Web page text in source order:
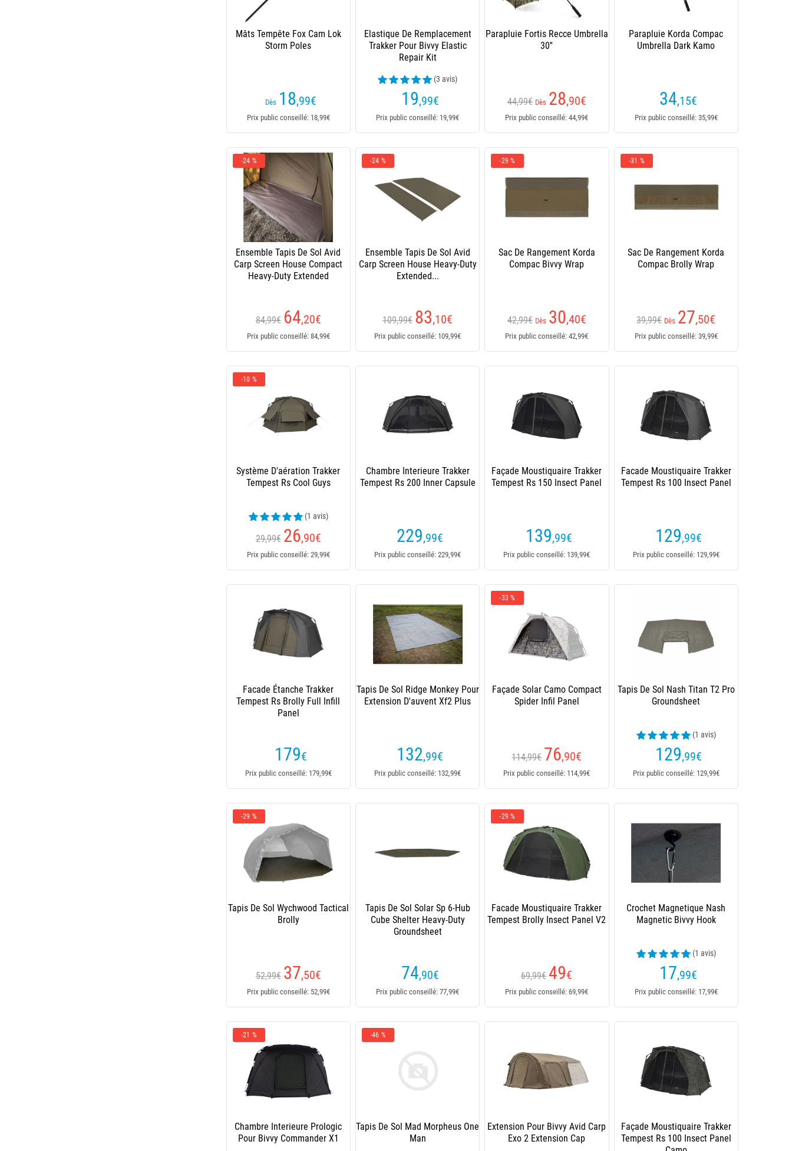
Mâts Tempête Fox Cam Lok
Storm Poles
Dès 18,99€
Prix public conseillé: 18,99€
Elastique De Remplacement
Trakker Pour Bivvy Elastic
Repair Kit
(3 avis)
19,99€
Prix public conseillé: 19,99€
Parapluie Fortis Recce Umbrella
30''
44,99€ Dès 28,90€
Prix public conseillé: 44,99€
Parapluie Korda Compac
Umbrella Dark Kamo
34,15€
Prix public conseillé: 35,99€
-24 %
Ensemble Tapis De Sol Avid
Carp Screen House Compact
Heavy-Duty Extended
84,99€ 64,20€
Prix public conseillé: 84,99€
-24 %
Ensemble Tapis De Sol Avid
Carp Screen House Heavy-Duty
Extended...
109,99€ 83,10€
Prix public conseillé: 109,99€
-29 %
Sac De Rangement Korda
Compac Bivvy Wrap
42,99€ Dès 30,40€
Prix public conseillé: 42,99€
-31 %
Sac De Rangement Korda
Compac Brolly Wrap
39,99€ Dès 27,50€
Prix public conseillé: 39,99€
-10 %
Système D'aération Trakker
Tempest Rs Cool Guys
(1 avis)
29,99€ 26,90€
Prix public conseillé: 29,99€
Chambre Interieure Trakker
Tempest Rs 200 Inner Capsule
229,99€
Prix public conseillé: 229,99€
Façade Moustiquaire Trakker
Tempest Rs 150 Insect Panel
139,99€
Prix public conseillé: 139,99€
Facade Moustiquaire Trakker
Tempest Rs 100 Insect Panel
129,99€
Prix public conseillé: 129,99€
Facade Étanche Trakker
Tempest Rs Brolly Full Infill
Panel
179€
Prix public conseillé: 179,99€
Tapis De Sol Ridge Monkey Pour
Extension D'auvent Xf2 Plus
132,99€
Prix public conseillé: 132,99€
-33 %
Façade Solar Camo Compact
Spider Infil Panel
114,99€ 76,90€
Prix public conseillé: 114,99€
Tapis De Sol Nash Titan T2 Pro
Groundsheet
(1 avis)
129,99€
Prix public conseillé: 129,99€
-29 %
Tapis De Sol Wychwood Tactical
Brolly
52,99€ 37,50€
Prix public conseillé: 52,99€
Tapis De Sol Solar Sp 6-Hub
Cube Shelter Heavy-Duty
Groundsheet
74,90€
Prix public conseillé: 77,99€
-29 %
Facade Moustiquaire Trakker
Tempest Brolly Insect Panel V2
69,99€ 49€
Prix public conseillé: 69,99€
Crochet Magnetique Nash
Magnetic Bivvy Hook
(1 avis)
17,99€
Prix public conseillé: 17,99€
-21 %
Chambre Interieure Prologic
Pour Bivvy Commander X1
-46 %
Tapis De Sol Mad Morpheus One
Man
Extension Pour Bivvy Avid Carp
Exo 2 Extension Cap
Façade Moustiquaire Trakker
Tempest Rs 100 Insect Panel